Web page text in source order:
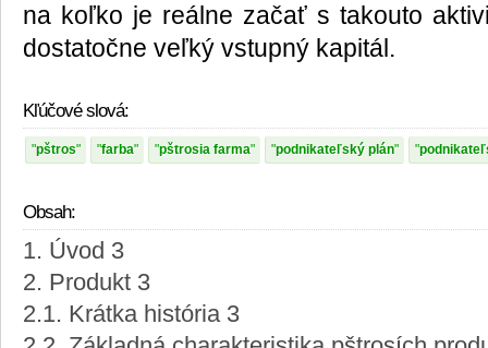
na koľko je reálne začať s takouto
dostatočne veľký vstupný kapitál.
Kľúčové slová:
pštros farba pštrosia farma podnikateľský plán
Obsah:
1. Úvod 3
2. Produkt 3
2.1. Krátka história 3